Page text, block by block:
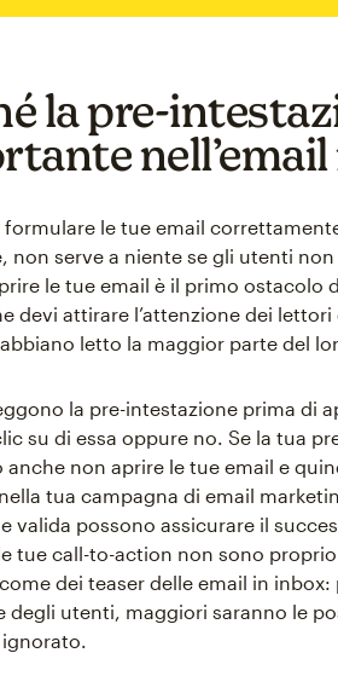
la pre-
formulare le tue email
non serve a niente se gli utenti
le tue email è il primo ostacolo
devi attirare l’attenzione dei
letto la maggior parte del
la pre-intestazione prima di
su di essa oppure no. Se la tua
anche non aprire le tue email e
tua campagna di email
valida possono assicurare il
tue call-to-action non sono
dei teaser delle email in
degli utenti, maggiori saranno le